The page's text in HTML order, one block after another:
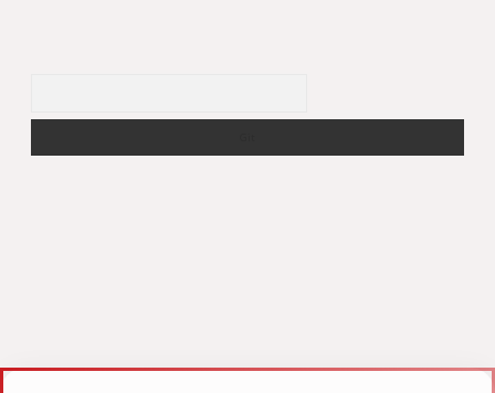
ilbet yeni girişBetexper giriş adresibetexper.xyzm elexbet